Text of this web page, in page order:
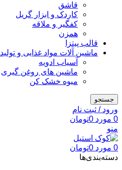
قاشق
کاردک و ابزار گریل
کفگیر و ملاقه
همزن
قالب پیتزا
ماشین آلات مواد غذایی و تولید
آسیاب ادویه
ماشین های روغن گیری
میوه خشک کن
جستجو
ورود / ثبت نام
0 مورد 0تومان
منو
0 مورد 0تومان
دسته‌بندی‌ها